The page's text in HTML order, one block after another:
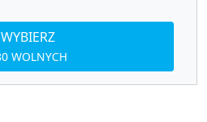
WYBIERZ
WOLNYCH